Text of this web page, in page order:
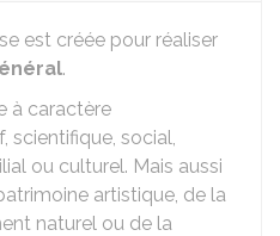
est créée pour réaliser
.
à caractère
scientifique, social,
ou culturel. Mais aussi
artistique, de la
naturel ou de la